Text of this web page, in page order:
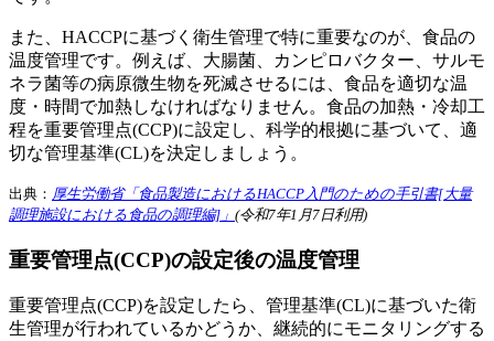
また、HACCPに基づく衛生管理で特に重要なのが、食品の
温度管理です。例えば、大腸菌、カンピロバクター、サルモ
ネラ菌等の病原微生物を死滅させるには、食品を適切な温
度・時間で加熱しなければなりません。食品の加熱・冷却工
程を重要管理点(CCP)に設定し、科学的根拠に基づいて、適
切な管理基準(CL)を決定しましょう。
出典： 厚生労働省「食品製造におけるHACCP入門のための手引書[大量
調理施設における食品の調理編]」 (令和7年1月7日利用)
重要管理点(CCP)の設定後の温度管理
重要管理点(CCP)を設定したら、管理基準(CL)に基づいた衛
生管理が行われているかどうか、継続的にモニタリングする